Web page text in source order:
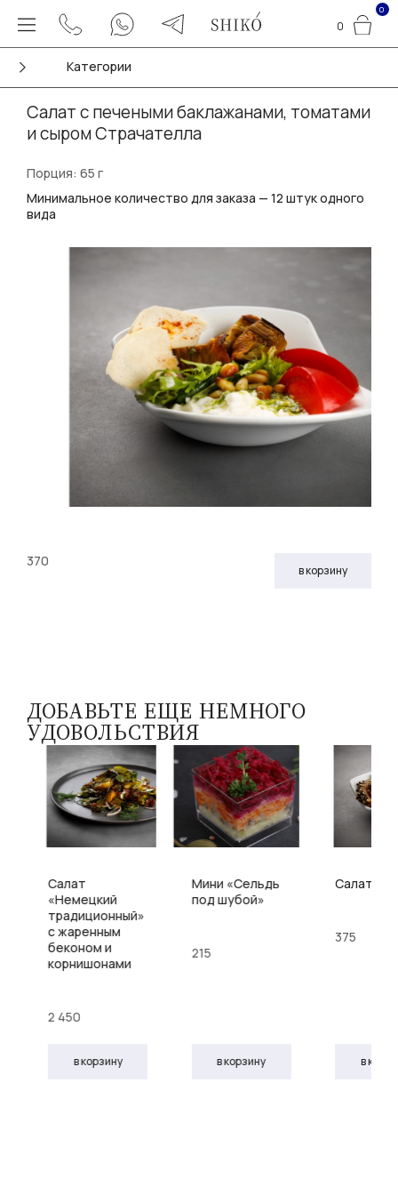
0
0
Категории
Салат с печеными баклажанами, томатами
и сыром Страчателла
Порция: 65 г
Минимальное количество для заказа — 12 штук одного
вида
370
в корзину
ДОБАВЬТЕ ЕЩЕ НЕМНОГО
УДОВОЛЬСТВИЯ
Салат
«Немецкий
традиционный»
с жаренным
беконом и
корнишонами
2 450
в корзину
Мини «Сельдь
под шубой»
215
в корзину
Салат
375
в